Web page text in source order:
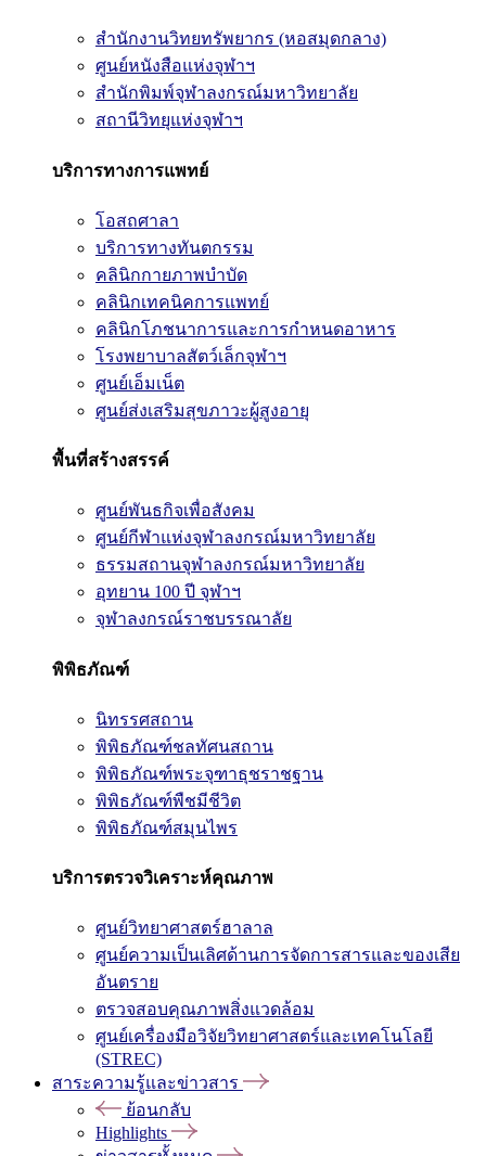
สำนักงานวิทยทรัพยากร (หอสมุดกลาง)
ศูนย์หนังสือแห่งจุฬาฯ
สำนักพิมพ์จุฬาลงกรณ์มหาวิทยาลัย
สถานีวิทยุแห่งจุฬาฯ
บริการทางการแพทย์
โอสถศาลา
บริการทางทันตกรรม
คลินิกกายภาพบำบัด
คลินิกเทคนิคการแพทย์
คลินิกโภชนาการและการกำหนดอาหาร
โรงพยาบาลสัตว์เล็กจุฬาฯ
ศูนย์เอ็มเน็ต
ศูนย์ส่งเสริมสุขภาวะผู้สูงอายุ
พื้นที่สร้างสรรค์
ศูนย์พันธกิจเพื่อสังคม
ศูนย์กีฬาแห่งจุฬาลงกรณ์มหาวิทยาลัย
ธรรมสถานจุฬาลงกรณ์มหาวิทยาลัย
อุทยาน 100 ปี จุฬาฯ
จุฬาลงกรณ์ราชบรรณาลัย
พิพิธภัณฑ์
นิทรรศสถาน
พิพิธภัณฑ์ชลทัศนสถาน
พิพิธภัณฑ์พระจุฑาธุชราชฐาน
พิพิธภัณฑ์พืชมีชีวิต
พิพิธภัณฑ์สมุนไพร
บริการตรวจวิเคราะห์คุณภาพ
ศูนย์วิทยาศาสตร์ฮาลาล
ศูนย์ความเป็นเลิศด้านการจัดการสารและของเสีย
อันตราย
ตรวจสอบคุณภาพสิ่งแวดล้อม
ศูนย์เครื่องมือวิจัยวิทยาศาสตร์และเทคโนโลยี
(STREC)
สาระความรู้และข่าวสาร
ย้อนกลับ
Highlights